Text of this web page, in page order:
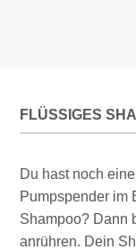
FLÜSSIGES
Du hast noch
Pumpspender im
Shampoo? Dann
anrühren. Dein